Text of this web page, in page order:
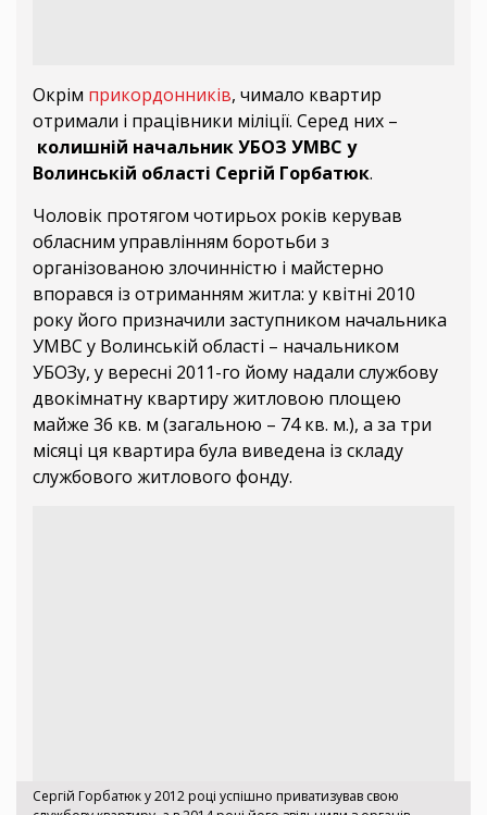
Окрім прикордонників, чимало квартир
отримали і працівники міліції. Серед них –
колишній начальник УБОЗ УМВС у
Волинській області Сергій Горбатюк.
Чоловік протягом чотирьох років керував
обласним управлінням боротьби з
організованою злочинністю і майстерно
впорався із отриманням житла: у квітні 2010
року його призначили заступником начальника
УМВС у Волинській області – начальником
УБОЗу, у вересні 2011-го йому надали службову
двокімнатну квартиру житловою площею
майже 36 кв. м (загальною – 74 кв. м.), а за три
місяці ця квартира була виведена із складу
службового житлового фонду.
Сергій Горбатюк у 2012 році успішно приватизував свою